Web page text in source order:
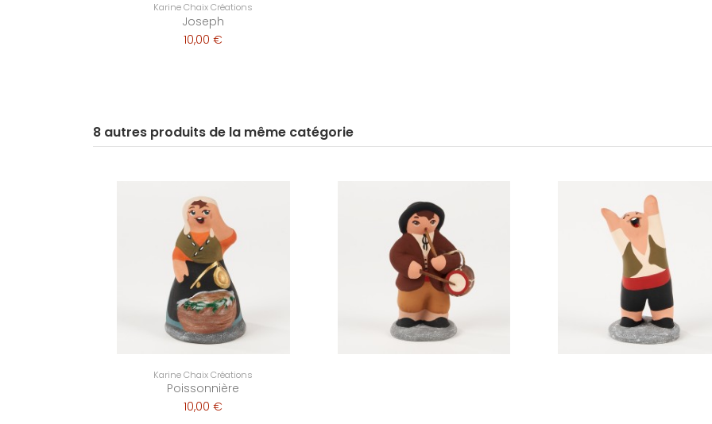
Karine Chaix Créations
Joseph
10,00 €
8 autres produits de la même catégorie
Karine Chaix Créations
Poissonnière
10,00 €